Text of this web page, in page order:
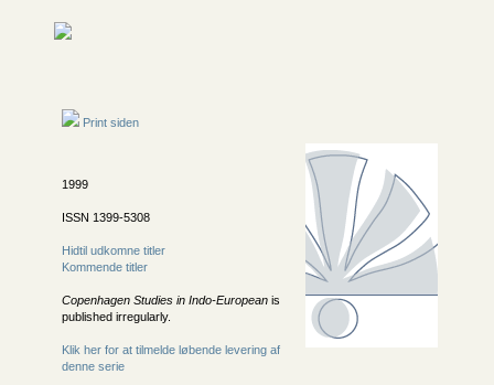
Print siden
1999
ISSN 1399-5308
Hidtil udkomne titler
Kommende titler
Copenhagen Studies in Indo-European is
published irregularly.
Klik her for at tilmelde løbende levering af
denne serie